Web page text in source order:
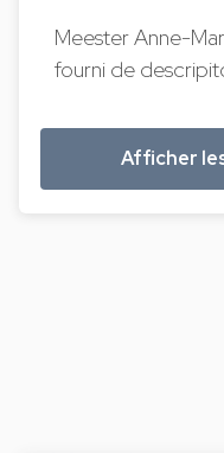
Meester Anne-
fourni de
Afficher